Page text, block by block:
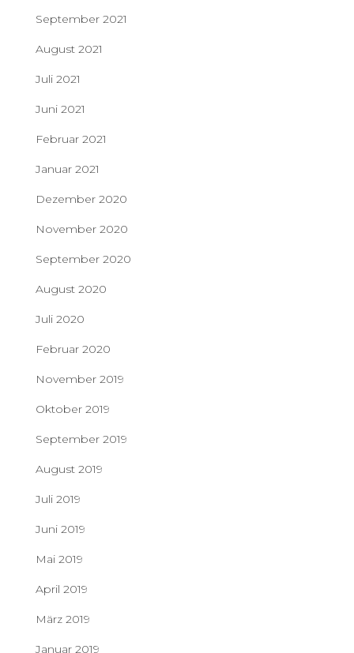
September 2021
August 2021
Juli 2021
Juni 2021
Februar 2021
Januar 2021
Dezember 2020
November 2020
September 2020
August 2020
Juli 2020
Februar 2020
November 2019
Oktober 2019
September 2019
August 2019
Juli 2019
Juni 2019
Mai 2019
April 2019
März 2019
Januar 2019